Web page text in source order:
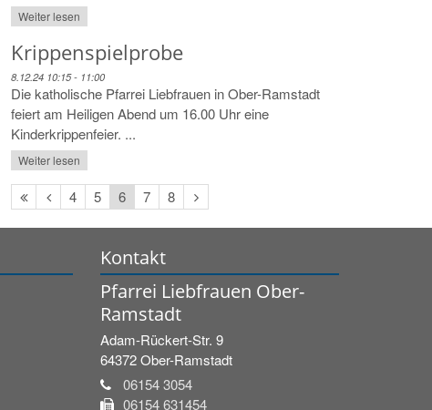
Weiter lesen
Krippenspielprobe
8.12.24 10:15 - 11:00
Die katholische Pfarrei Liebfrauen in Ober-Ramstadt
feiert am Heiligen Abend um 16.00 Uhr eine
Kinderkrippenfeier. ...
Weiter lesen
Erste
Seite
Vorherige
Seite
4 5 6 7 8
Nächste
Seite
Kontakt
Pfarrei Liebfrauen Ober-
Ramstadt
Adam-Rückert-Str. 9
64372Ober-Ramstadt
06154 3054
06154 631454